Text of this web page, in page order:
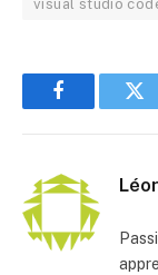
visual studio
Facebook